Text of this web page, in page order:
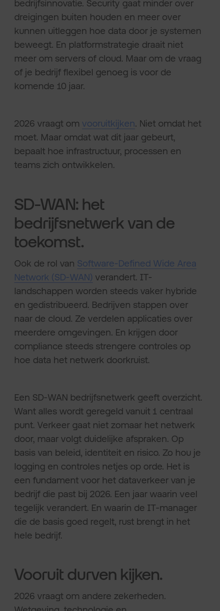
bedrijfsinnovatie. Security gaat minder over
dreigingen buiten houden en meer over
kunnen uitleggen hoe data door je systemen
beweegt. En platformstrategie draait niet
meer om servers of cloud. Maar om de vraag
of je bedrijf flexibel genoeg is voor de
komende 10 jaar.
2026 vraagt om vooruitkijken. Niet omdat het
moet. Maar omdat wat dit jaar gebeurt,
bepaalt hoe infrastructuur, processen en
teams zich ontwikkelen.
SD-WAN: het
bedrijfsnetwerk van de
toekomst.
Ook de rol van Software-Defined Wide Area
Network (SD-WAN) verandert. IT-
landschappen worden steeds vaker hybride
en gedistribueerd. Bedrijven stappen over
naar de cloud. Ze verdelen applicaties over
meerdere omgevingen. En krijgen door
compliance steeds strengere controles op
hoe data het netwerk doorkruist.
Een SD-WAN bedrijfsnetwerk geeft overzicht.
Want alles wordt geregeld vanuit 1 centraal
punt. Verkeer gaat niet zomaar het netwerk
door, maar volgt duidelijke afspraken. Op
basis van beleid, identiteit en risico. Zo hou je
logging en controles netjes op orde. Het is
een fundament voor het dataverkeer van je
bedrijf die past bij 2026. Een jaar waarin veel
tegelijk verandert. En waarin de IT-manager
die de basis goed regelt, rust brengt in het
hele bedrijf.
Vooruit durven kijken.
2026 vraagt om andere zekerheden.